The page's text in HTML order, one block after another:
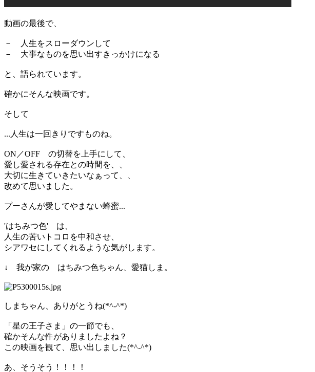
動画の最後で、
－ 人生をスローダウンして
－ 大事なものを思い出すきっかけになる
と、語られています。
確かにそんな映画です。
そして
...人生は一回きりですものね。
ON／OFF の切替を上手にして、
愛し愛される存在との時間を、、
大切に生きていきたいなぁって、、
改めて思いました。
プーさんが愛してやまない蜂蜜...
'はちみつ色' は、
人生の苦いトコロを中和させ、
シアワセにしてくれるような気がします。
↓ 我が家の はちみつ色ちゃん、愛猫しま。
しまちゃん、ありがとうね(*^-^*)
「星の王子さま」の一節でも、
確かそんな件がありましたよね？
この映画を観て、思い出しました(*^-^*)
あ、そうそう！！！！